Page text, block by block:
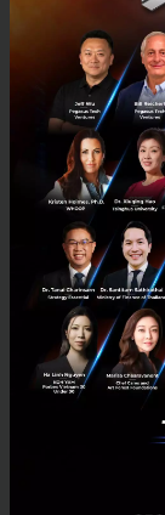
Google